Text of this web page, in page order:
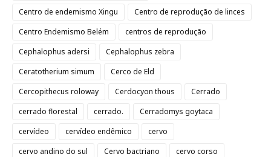
Centro de endemismo Xingu
Centro de reprodução de linces
Centro Endemismo Belém
centros de reprodução
Cephalophus adersi
Cephalophus zebra
Ceratotherium simum
Cerco de Eld
Cercopithecus roloway
Cerdocyon thous
Cerrado
cerrado florestal
cerrado.
Cerradomys goytaca
cervídeo
cervídeo endêmico
cervo
cervo andino do sul
Cervo bactriano
cervo corso